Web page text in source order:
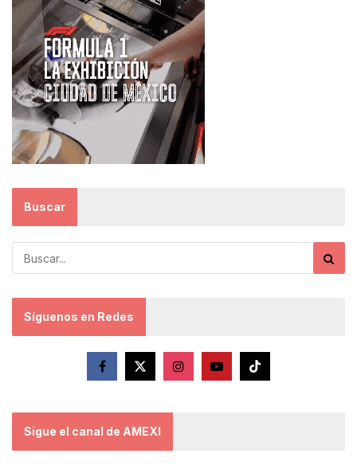
Buscar
Síguenos en Redes
Sigue el canal de AMEXI